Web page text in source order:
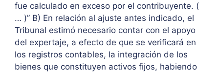
fue calculado en exceso por el contribuyente. (
… )” B) En relación al ajuste antes indicado, el
Tribunal estimó necesario contar con el apoyo
del expertaje, a efecto de que se verificará en
los registros contables, la integración de los
bienes que constituyen activos fijos, habiendo